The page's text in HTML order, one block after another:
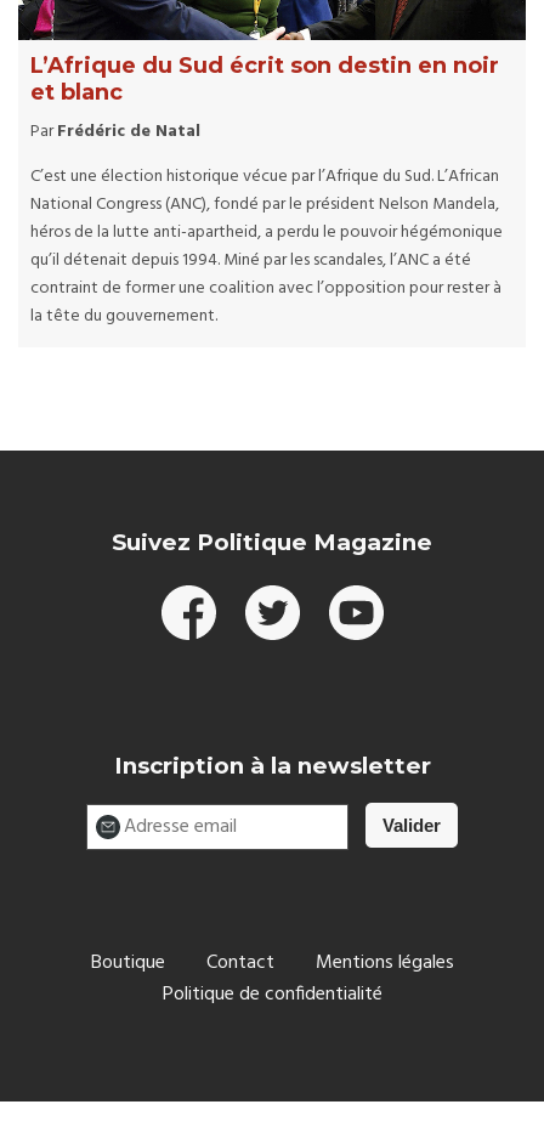
L’Afrique du Sud écrit son destin en noir
et blanc
ParFrédéric de Natal
C’est une élection historique vécue par l’Afrique du Sud. L’African
National Congress (ANC), fondé par le président Nelson Mandela,
héros de la lutte anti-apartheid, a perdu le pouvoir hégémonique
qu’il détenait depuis 1994. Miné par les scandales, l’ANC a été
contraint de former une coalition avec l’opposition pour rester à
la tête du gouvernement.
Suivez Politique Magazine
Inscription à la newsletter
Boutique Contact
Mentions légales
Politique de confidentialité